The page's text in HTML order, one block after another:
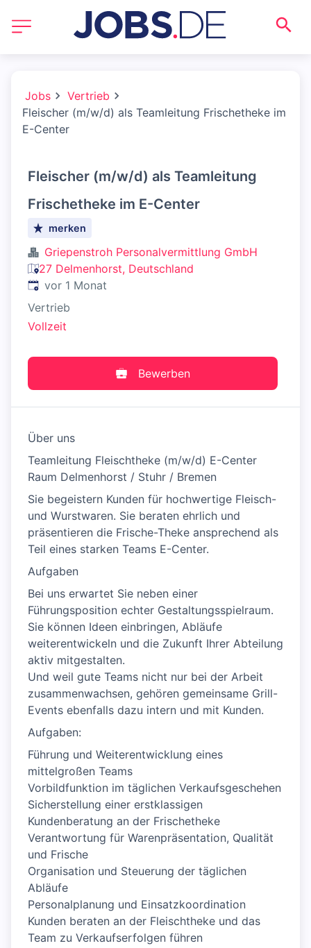
Jobs
Vertrieb
Fleischer (m/w/d) als Teamleitung Frischetheke im
E-Center
Fleischer (m/w/d) als Teamleitung
Frischetheke im E-Center
merken
Griepenstroh Personalvermittlung GmbH
27 Delmenhorst, Deutschland
Veröffentlicht:
vor 1 Monat
Vertrieb
Vollzeit
Bewerben
Über uns
Teamleitung Fleischtheke (m/w/d) E-Center
Raum Delmenhorst / Stuhr / Bremen
Sie begeistern Kunden für hochwertige Fleisch-
und Wurstwaren. Sie beraten ehrlich und
präsentieren die Frische-Theke ansprechend als
Teil eines starken Teams E-Center.
Aufgaben
Bei uns erwartet Sie neben einer
Führungsposition echter Gestaltungsspielraum.
Sie können Ideen einbringen, Abläufe
weiterentwickeln und die Zukunft Ihrer Abteilung
aktiv mitgestalten.
Und weil gute Teams nicht nur bei der Arbeit
zusammenwachsen, gehören gemeinsame Grill-
Events ebenfalls dazu intern und mit Kunden.
Aufgaben:
Führung und Weiterentwicklung eines
mittelgroßen Teams
Vorbildfunktion im täglichen Verkaufsgeschehen
Sicherstellung einer erstklassigen
Kundenberatung an der Frischetheke
Verantwortung für Warenpräsentation, Qualität
und Frische
Organisation und Steuerung der täglichen
Abläufe
Personalplanung und Einsatzkoordination
Kunden beraten an der Fleischtheke und das
Team zu Verkaufserfolgen führen